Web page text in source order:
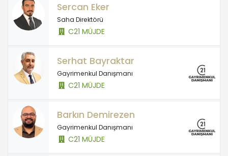
Sercan Eker
Saha Direktörü
C21 MÜJDE
Serhat Bayraktar
Gayrimenkul Danışmanı
C21 MÜJDE
Barkın Demirezen
Gayrimenkul Danışmanı
C21 MÜJDE